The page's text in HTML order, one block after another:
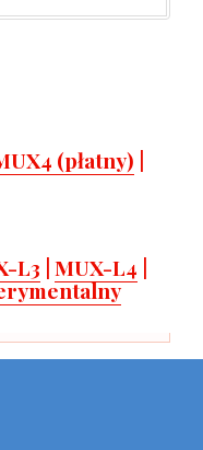
(płatny)
L3 MUX-L4